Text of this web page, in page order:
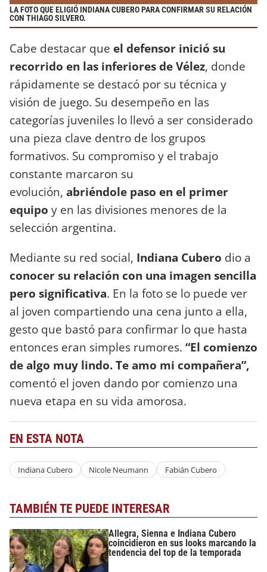
LA FOTO QUE ELIGIÓ INDIANA CUBERO PARA CONFIRMAR SU RELACIÓN
CON THIAGO SILVERO.
Cabe destacar que el defensor inició su
recorrido en las inferiores de Vélez, donde
rápidamente se destacó por su técnica y
visión de juego. Su desempeño en las
categorías juveniles lo llevó a ser considerado
una pieza clave dentro de los grupos
formativos. Su compromiso y el trabajo
constante marcaron su
evolución, abriéndole paso en el primer
equipo y en las divisiones menores de la
selección argentina.
Mediante su red social, Indiana Cubero dio a
conocer su relación con una imagen sencilla
pero significativa. En la foto se lo puede ver
al joven compartiendo una cena junto a ella,
gesto que bastó para confirmar lo que hasta
entonces eran simples rumores. “El comienzo
de algo muy lindo. Te amo mi compañera”,
comentó el joven dando por comienzo una
nueva etapa en su vida amorosa.
EN ESTA NOTA
Indiana Cubero Nicole Neumann Fabián Cubero
TAMBIÉN TE PUEDE INTERESAR
Allegra, Sienna e Indiana Cubero
coincidieron en sus looks marcando la
tendencia del top de la temporada